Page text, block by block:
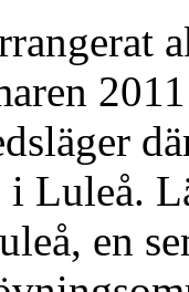
i Luleå.
en